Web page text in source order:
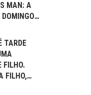
MAN: A
TARDE
FILHO.
FILHO,